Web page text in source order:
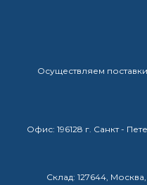
Как снять
Нужно ли
краску?
прилипнуть к
Осуществляем
Офис: 196128 г. Санкт -
Склад: 127644,